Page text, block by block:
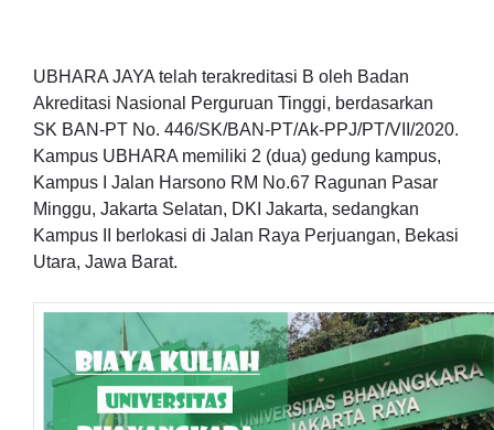
UBHARA JAYA telah terakreditasi B oleh Badan
Akreditasi Nasional Perguruan Tinggi, berdasarkan
SK BAN-PT No. 446/SK/BAN-PT/Ak-PPJ/PT/VII/2020.
Kampus UBHARA memiliki 2 (dua) gedung kampus,
Kampus I Jalan Harsono RM No.67 Ragunan Pasar
Minggu, Jakarta Selatan, DKI Jakarta, sedangkan
Kampus II berlokasi di Jalan Raya Perjuangan, Bekasi
Utara, Jawa Barat.